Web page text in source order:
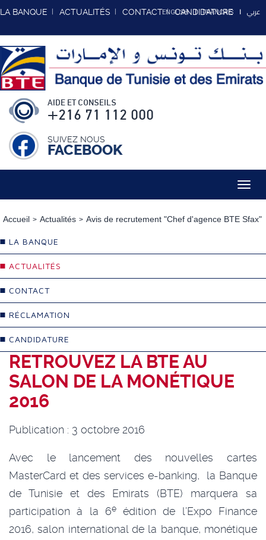
LA BANQUE ACTUALITÉS CONTACT CANDIDATURE
ENGLISH FRANCAIS عربي
AIDE ET CONSEILS
+216 71 112 000
SUIVEZ NOUS
FACEBOOK
Accueil Actualités Avis de recrutement "Chef d'agence BTE Sfax"
LA BANQUE
ACTUALITÉS
CONTACT
RÉCLAMATION
CANDIDATURE
RETROUVEZ LA BTE AU
SALON DE LA MONÉTIQUE
2016
Publication : 3 octobre 2016
Avec le lancement des nouvelles cartes
MasterCard et des services e-banking, la Banque
de Tunisie et des Emirats (BTE) marquera sa
participation à la 6eédition de l’Expo Finance
2016, salon international de la banque, monétique